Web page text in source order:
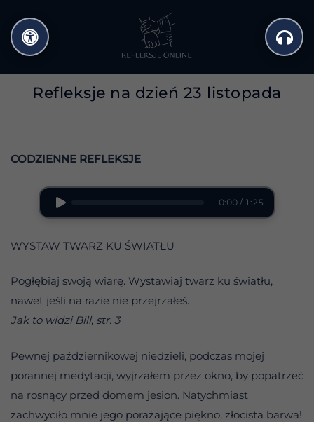
do
treści
Refleksje na dzień 23 listopada
CODZIENNE REFLEKSJE
0:00 / 1:25
WYSTAW TWARZ KU ŚWIATŁU
Pogłębiaj swoją wiarę. Wystawiaj twarz ku światłu,
nawet jeśli na razie nie przejrzałeś.
Jak to widzi Bill, str. 3
Pewnej październikowej niedzieli, podczas mojej
porannej medytacji, wyjrzałem przez okno, by popatrzeć
na rosnący przed domem jesion. Natychmiast
zachwyciło mnie jego porażające piękno, złocista barwa!